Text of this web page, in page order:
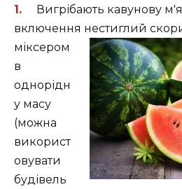
Вигрібають кавунову
включення нестиглий
міксером
в
однорідн
у масу
(можна
використ
овувати
будівель